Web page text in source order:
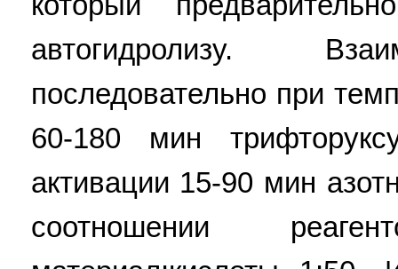
автогидролизу.
последовательно при
60-180 мин
активации 15-90 мин
соотношении